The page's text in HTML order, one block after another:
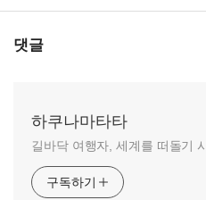
댓글
하쿠나마타타
길바닥 여행자, 세계를 떠돌기
구독하기